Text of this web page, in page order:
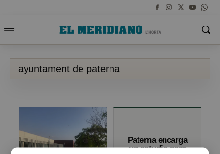
ayuntament de paterna
Paterna encarga
un estudio para